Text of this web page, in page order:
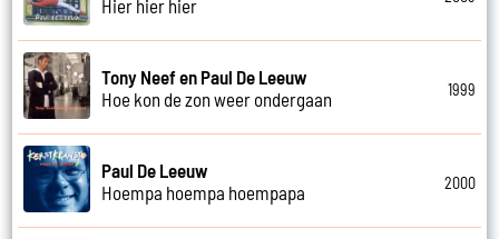
Hier hier hier
Tony Neef en Paul De Leeuw
Hoe kon de zon weer ondergaan
1999
Paul De Leeuw
Hoempa hoempa hoempapa
2000